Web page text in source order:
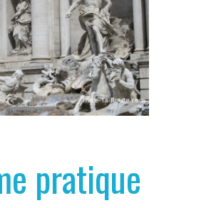
pratique